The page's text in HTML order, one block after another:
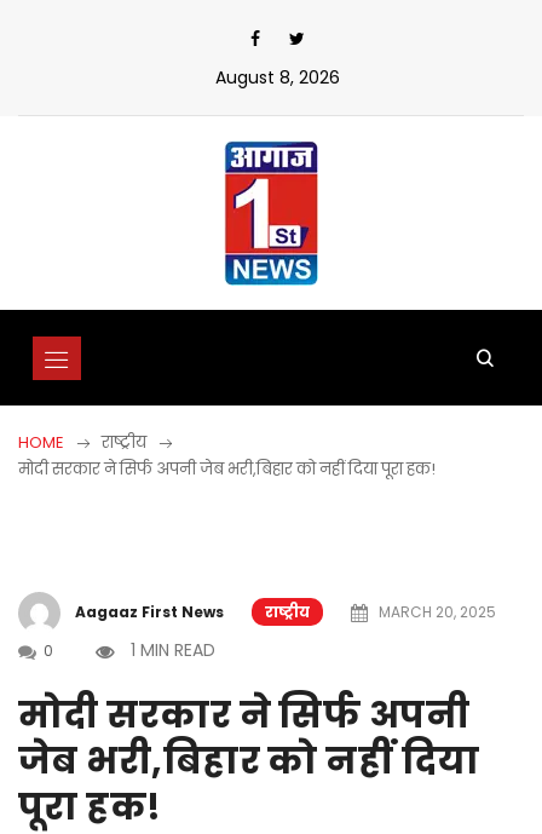
August 8, 2026
HOME
राष्ट्रीय
मोदी सरकार ने सिर्फ अपनी जेब भरी,बिहार को नहीं दिया पूरा हक!
Aagaaz First News राष्ट्रीय
MARCH 20, 2025
0
1 MIN READ
मोदी सरकार ने सिर्फ अपनी
जेब भरी,बिहार को नहीं दिया
पूरा हक!